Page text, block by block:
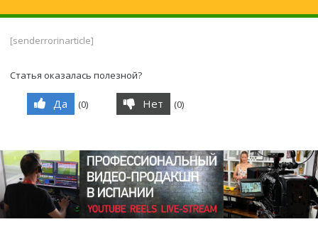
[senderrorinarticle]
Статья оказалась полезной?
Да (0) Нет (0)